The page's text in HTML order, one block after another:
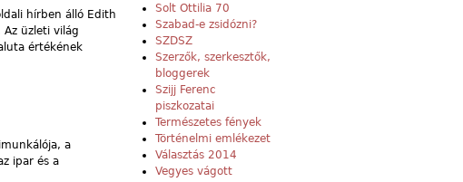
hírben álló Edith
üzleti világ
értékének
a
ipar és a
Solt Ottilia 70
Szabad-e zsidózni?
SZDSZ
Szerzők, szerkesztők,
bloggerek
Szijj Ferenc
piszkozatai
Természetes fények
Történelmi emlékezet
Választás 2014
Vegyes vágott